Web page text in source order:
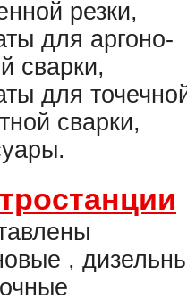
резки,
для аргоно-
сварки,
для
сварки,
,